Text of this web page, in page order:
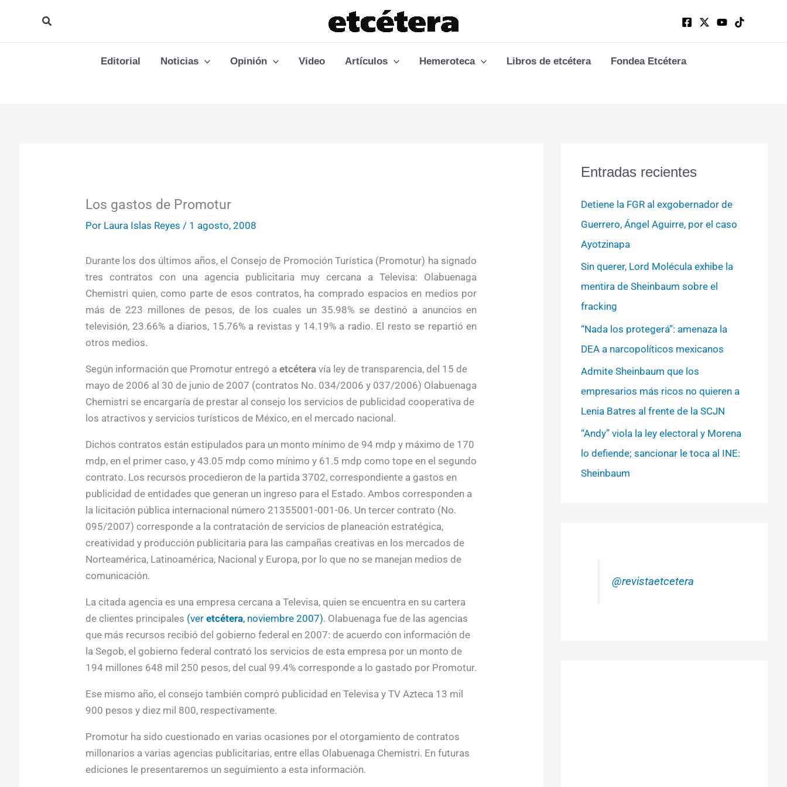
Buscar
Editorial Noticias Opinión Video Artículos Hemeroteca Libros de etcétera Fondea Etcétera
Los gastos de Promotur
Por Laura Islas Reyes / 1 agosto, 2008
Durante los dos últimos años, el Consejo de Promoción Turística (Promotur) ha signado
tres contratos con una agencia publicitaria muy cercana a Televisa: Olabuenaga
Chemistri quien, como parte de esos contratos, ha comprado espacios en medios por
más de 223 millones de pesos, de los cuales un 35.98% se destinó a anuncios en
televisión, 23.66% a diarios, 15.76% a revistas y 14.19% a radio. El resto se repartió en
otros medios.
Según información que Promotur entregó a etcéteravía ley de transparencia, del 15 de
mayo de 2006 al 30 de junio de 2007 (contratos No. 034/2006 y 037/2006) Olabuenaga
Chemistri se encargaría de prestar al consejo los servicios de publicidad cooperativa de
los atractivos y servicios turísticos de México, en el mercado nacional.
Dichos contratos están estipulados para un monto mínimo de 94 mdp y máximo de 170
mdp, en el primer caso, y 43.05 mdp como mínimo y 61.5 mdp como tope en el segundo
contrato. Los recursos procedieron de la partida 3702, correspondiente a gastos en
publicidad de entidades que generan un ingreso para el Estado. Ambos corresponden a
la licitación pública internacional número 21355001-001-06. Un tercer contrato (No.
095/2007) corresponde a la contratación de servicios de planeación estratégica,
creatividad y producción publicitaria para las campañas creativas en los mercados de
Norteamérica, Latinoamérica, Nacional y Europa, por lo que no se manejan medios de
comunicación.
La citada agencia es una empresa cercana a Televisa, quien se encuentra en su cartera
de clientes principales (ver etcétera, noviembre 2007). Olabuenaga fue de las agencias
que más recursos recibió del gobierno federal en 2007: de acuerdo con información de
la Segob, el gobierno federal contrató los servicios de esta empresa por un monto de
194 millones 648 mil 250 pesos, del cual 99.4% corresponde a lo gastado por Promotur.
Ese mismo año, el consejo también compró publicidad en Televisa y TV Azteca 13 mil
900 pesos y diez mil 800, respectivamente.
Promotur ha sido cuestionado en varias ocasiones por el otorgamiento de contratos
millonarios a varias agencias publicitarias, entre ellas Olabuenaga Chemistri. En futuras
ediciones le presentaremos un seguimiento a esta información.
Entradas recientes
Detiene la FGR al exgobernador de
Guerrero, Ángel Aguirre, por el caso
Ayotzinapa
Sin querer, Lord Molécula exhibe la
mentira de Sheinbaum sobre el
fracking
“Nada los protegerá”: amenaza la
DEA a narcopolíticos mexicanos
Admite Sheinbaum que los
empresarios más ricos no quieren a
Lenia Batres al frente de la SCJN
“Andy” viola la ley electoral y Morena
lo defiende; sancionar le toca al INE:
Sheinbaum
@revistaetcetera